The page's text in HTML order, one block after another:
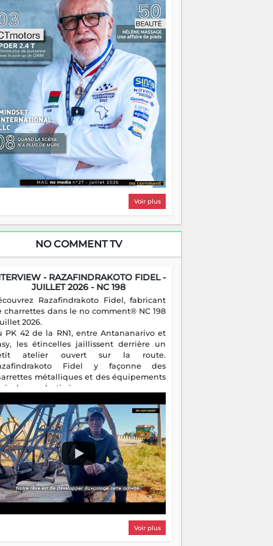
on pourrait s'arrêter là, applaudir et
chez soi satisfait. Mais ce serait
à côté d'une chose essentielle. La
ça brûle fort — et parfois, ça brûle
Une flamme sans direction peut
autant qu'elle peut consumer. C'est
que les aînés entrent en scène — pas
reprendre le gouvernail, mais pour
où sont les récifs. Les jeunes ont la
les vieux ont l'expérience, comme on
Ce n'est pas un combat de générations
c'est une question d'équipage. Partagez
réussites, mais aussi vos échecs. Surtout
échecs, d'ailleurs — ils enseignent
que n'importe quel manuel. À
la barque avance. Il faut juste
que tout le monde rame dans le
Voir plus
NO COMMENT TV
- RAZAFINDRAKOTO FIDEL -
JUILLET 2026 - NC 198
Razafindrakoto Fidel, fabricant
charrettes dans le no comment® NC 198
2026.
PK 42 de la RN1, entre Antananarivo et
les étincelles jaillissent derrière un
atelier ouvert sur la route.
Fidel y façonne des
métalliques et des équipements
destinés aux campagnes
il perpétue un métier discret mais
Voir plus